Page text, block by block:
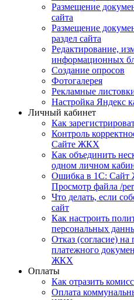
Размещение
сайта
Размещение
раздел сайта
Редактирование,
информационных
Создание опросов
Фотогалерея
Рекламные
Настройка Яндекс
Личный кабинет
Как
Контроль
Сайте ЖКХ
Как объединить
одном личном
Ошибка в 1С: Сайт
Просмотр файла /
Что делать, если
сайт
Как настроить
персональных
Отказ (согласие)
платежного
ЖКХ
Оплаты
Как отразить
Оплата